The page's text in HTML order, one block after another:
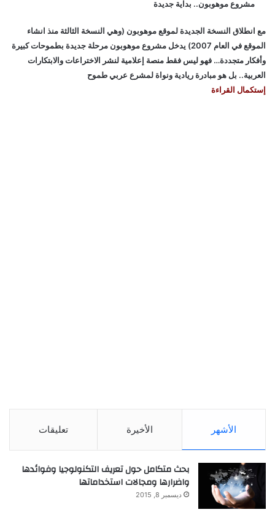
مشروع موهوبون.. بداية جديدة
مع انطلاق النسخة الجديدة لموقع موهوبون (وهي النسخة الثالثة منذ انشاء
الموقع في العام 2007) يدخل مشروع موهوبون مرحلة جديدة بطموحات كبيرة
وأفكار متجددة… فهو ليس فقط منصة إعلامية لنشر الاختراعات والابتكارات
العربية.. بل هو مبادرة ريادية ونواة لمشرع عربي طموح
إستكمال القراءة
الأشهر الأخيرة تعليقات
بحث متكامل حول تعريف التكنولوجيا وفوائدها
واضرارها ومجالات استخداماتها
ديسمبر 8, 2015